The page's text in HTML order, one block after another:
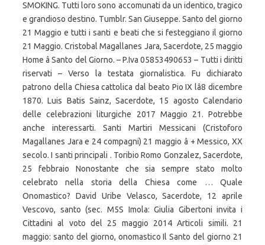
SMOKING. Tutti loro sono accomunati da un identico, tragico
e grandioso destino. Tumblr. San Giuseppe. Santo del giorno
21 Maggio e tutti i santi e beati che si festeggiano il giorno
21 Maggio. Cristobal Magallanes Jara, Sacerdote, 25 maggio
Home â Santo del Giorno. – P.Iva 05853490653 – Tutti i diritti
riservati – Verso la testata giornalistica. Fu dichiarato
patrono della Chiesa cattolica dal beato Pio IX lâ8 dicembre
1870. Luis Batis Sainz, Sacerdote, 15 agosto Calendario
delle celebrazioni liturgiche 2017 Maggio 21. Potrebbe
anche interessarti. Santi Martiri Messicani (Cristoforo
Magallanes Jara e 24 compagni) 21 maggio â + Messico, XX
secolo. I santi principali . Toribio Romo Gonzalez, Sacerdote,
25 febbraio Nonostante che sia sempre stato molto
celebrato nella storia della Chiesa come … Quale
Onomastico? David Uribe Velasco, Sacerdote, 12 aprile
Vescovo, santo (sec. M5S Imola: Giulia Gibertoni invita i
Cittadini al voto del 25 maggio 2014 Articoli simili. 21
maggio: santo del giorno, onomastico Il Santo del giorno 21